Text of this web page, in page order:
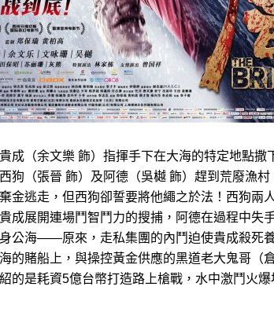
成（余文樂 飾）指揮手下在大海的特定地點撒
狗（張晉 飾）及阿德（吳樾 飾）趕到荒廢漁
金逃走，但西狗卻誓要將他繩之於法！西狗兩
成展開連場鬥智鬥力的搜捕，阿德在過程中失
公海——原來，走私集團的內鬥迫使貴成殺死
的賭船上，與操控黃金供應的黑道老大鬼哥（
的是耗資5億台幣打造路上槍戰，水中激鬥火爆